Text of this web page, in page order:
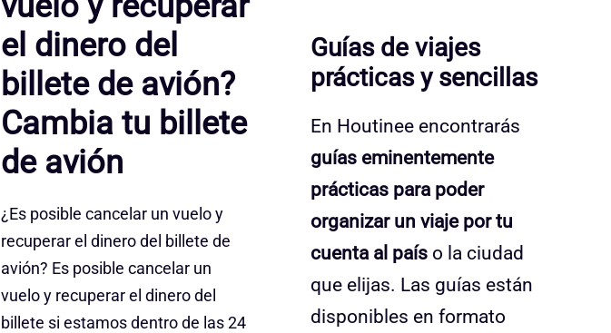
el dinero del
billete de avión?
Cambia tu billete
de avión
¿Es posible cancelar un vuelo y
recuperar el dinero del billete de
avión? Es posible cancelar un
vuelo y recuperar el dinero del
billete si estamos dentro de las 24
Guías de viajes
prácticas y sencillas
En Houtinee encontrarás
guías eminentemente
prácticas para poder
organizar un viaje por tu
cuenta al país o la ciudad
que elijas. Las guías están
disponibles en formato